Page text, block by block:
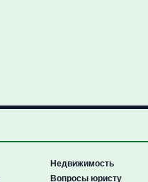
Недвижимость
Вопросы юристу